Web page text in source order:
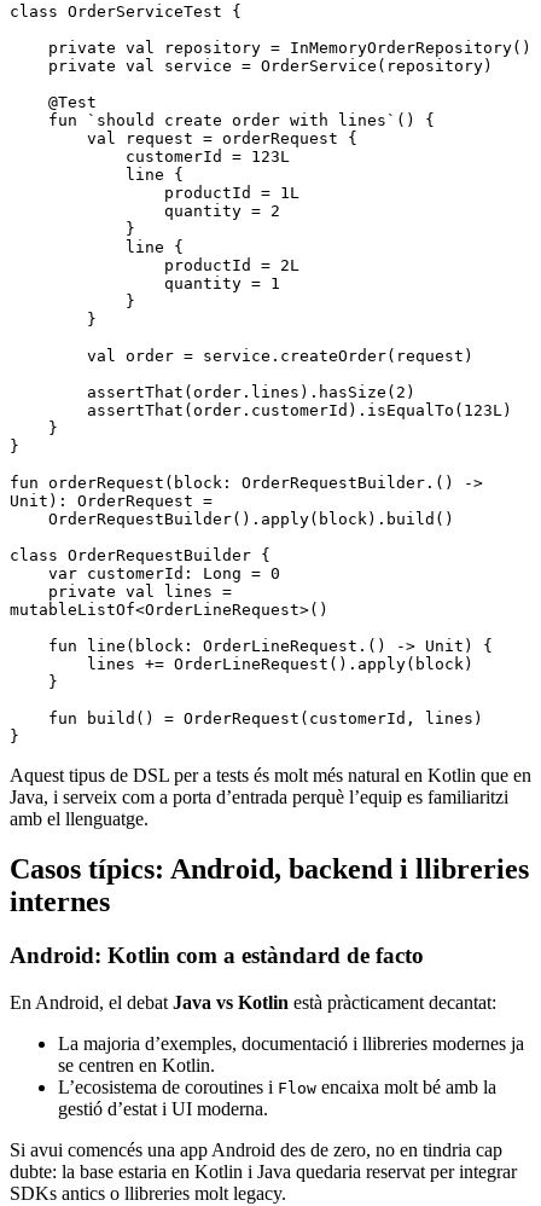
class OrderServiceTest {
    private
val repository = InMemoryOrderRepository()
    private
val service = OrderService (repository)
    @Test
    fun
`should create order with lines` () {
        val
request = orderRequest {
            customerId
= 123L
            line
{
                productId
= 1L
                quantity
= 2
            }
            line
{
                productId
= 2L
                quantity
= 1
            }
        }
        val
order = service. createOrder(request)
        assertThat
(order.lines). hasSize ( 2 )
        assertThat
(order.customerId). isEqualTo ( 123L )
    }
}
fun orderRequest (block: OrderRequestBuilder .()
->
Unit): OrderRequest =
    OrderRequestBuilder
(). apply(block). build ()
class OrderRequestBuilder {
    var
customerId: Long = 0
    private
val lines =
mutableListOf<OrderLineRequest>()
    fun
line (block: OrderLineRequest .() -> Unit) {
        lines
+= OrderLineRequest (). apply(block)
    }
    fun
build () = OrderRequest (customerId, lines)
}
Aquest tipus de DSL per a tests és molt més natural en Kotlin que en
Java, i serveix com a porta d’entrada perquè l’equip es familiaritzi
amb el llenguatge.
Casos típics: Android, backend i llibreries
internes
Android: Kotlin com a estàndard de facto
En Android, el debat Java vs Kotlin està pràcticament decantat:
La majoria d’exemples, documentació i llibreries modernes ja
se centren en Kotlin.
L’ecosistema de coroutines i Flow encaixa molt bé amb la
gestió d’estat i UI moderna.
Si avui comencés una app Android des de zero, no en tindria cap
dubte: la base estaria en Kotlin i Java quedaria reservat per integrar
SDKs antics o llibreries molt legacy.